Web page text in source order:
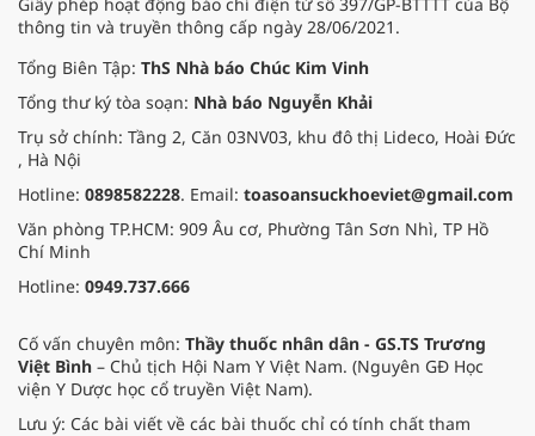
thông tin và truyền thông cấp ngày 28/06/2021.
Tổng Biên Tập: ThS Nhà báo Chúc Kim Vinh
Tổng thư ký tòa soạn: Nhà báo Nguyễn Khải
Trụ sở chính: Tầng 2, Căn 03NV03, khu đô thị Lideco, Hoài Đức
, Hà Nội
Hotline: 0898582228. Email: toasoansuckhoeviet@gmail.com
Văn phòng TP.HCM: 909 Âu cơ, Phường Tân Sơn Nhì, TP Hồ
Chí Minh
Hotline: 0949.737.666
Cố vấn chuyên môn: Thầy thuốc nhân dân - GS.TS Trương
Việt Bình – Chủ tịch Hội Nam Y Việt Nam. (Nguyên GĐ Học
viện Y Dược học cổ truyền Việt Nam).
Lưu ý: Các bài viết về các bài thuốc chỉ có tính chất tham